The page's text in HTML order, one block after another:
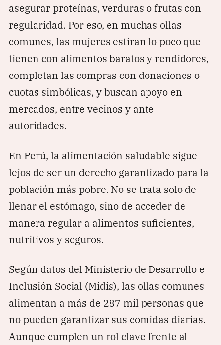
asegurar proteínas, verduras o frutas con
regularidad. Por eso, en muchas ollas
comunes, las mujeres estiran lo poco que
tienen con alimentos baratos y rendidores,
completan las compras con donaciones o
cuotas simbólicas, y buscan apoyo en
mercados, entre vecinos y ante
autoridades.
En Perú, la alimentación saludable sigue
lejos de ser un derecho garantizado para la
población más pobre. No se trata solo de
llenar el estómago, sino de acceder de
manera regular a alimentos suficientes,
nutritivos y seguros.
Según datos del Ministerio de Desarrollo e
Inclusión Social (Midis), las ollas comunes
alimentan a más de 287 mil personas que
no pueden garantizar sus comidas diarias.
Aunque cumplen un rol clave frente al